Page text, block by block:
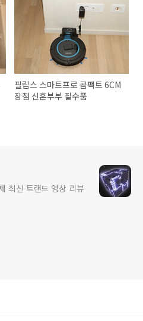
필립스 스마트프로 콤팩트 6CM
장점 신혼부부 필수품
최신 트랜드 영상 리뷰